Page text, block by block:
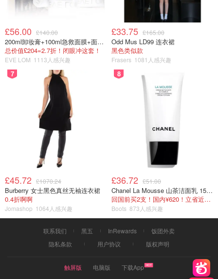
£56.00 £140.00
200ml卸妆膏+100ml急救面膜+面霜+洁颜布
总价值£204=2.7折！闭眼冲这套！
EVE LOM 1113人感兴趣
£33.75 £165.00
Odd Mus LD99 连衣裙
黑色类似款
Frasers 1081人感兴趣
7
£45.72 £1070.24
Burberry 女士黑色真丝无袖连衣裙
0.4折啊啊
Jomashop 1064人感兴趣
8
£36.72 £51.00
Chanel La Mousse 山茶洁面乳 150ml
回国前买2支！国内¥620！立省近一半！
Boots 873人感兴趣
联系我们 黑五 InRewards
饭团外卖
隐私条款
用户协议 版权声明
触屏版 电脑版
下载App